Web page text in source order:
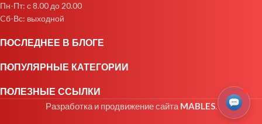
Пн-Пт: с 8.00 до 20.00
Cб-Вс: выходной
ПОСЛЕДНЕЕ В БЛОГЕ
ПОПУЛЯРНЫЕ КАТЕГОРИИ
ПОЛЕЗНЫЕ ССЫЛКИ
Разработка и продвижение сайтаMABLES.